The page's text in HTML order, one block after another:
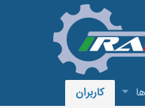
کاربران